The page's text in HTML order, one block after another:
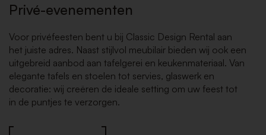
Privé-evenementen
Voor privéfeesten bent u bij Classic Design Rental aan
het juiste adres. Naast stijlvol meubilair bieden wij ook een
uitgebreid aanbod aan tafelgerei en keukenmateriaal. Van
elegante tafels en stoelen tot servies, glaswerk en
decoratie: wij creëren de ideale setting om uw feest tot
in de puntjes te verzorgen.